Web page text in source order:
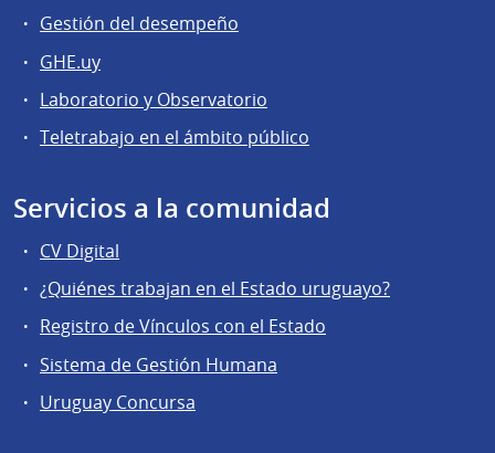
Gestión del desempeño
GHE.uy
Laboratorio y Observatorio
Teletrabajo en el ámbito público
Servicios a la comunidad
CV Digital
¿Quiénes trabajan en el Estado uruguayo?
Registro de Vínculos con el Estado
Sistema de Gestión Humana
Uruguay Concursa